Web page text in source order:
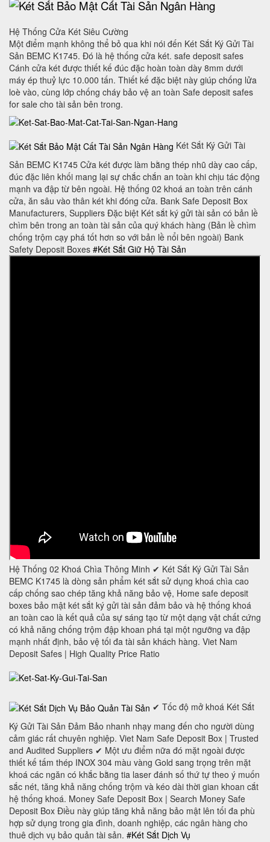
Hệ Thống Cửa Két Siêu Cường
Một điểm mạnh không thể bỏ qua khi nói đến Két Sắt Ký Gửi Tài
Sản BEMC K1745. Đó là hệ thống cửa két. safe deposit safes
Cánh cửa két được thiết kế đúc đặc hoàn toàn dày 8mm dưới
máy ép thuỷ lực 10.000 tấn. Thiết kế đặc biệt này giúp chống lửa
loè vào, cùng lớp chống cháy bảo vệ an toàn Safe deposit safes
for sale cho tài sản bên trong.
Két Sắt Ký Gửi Tài
Sản BEMC K1745 Cửa két được làm bằng thép nhũ dày cao cấp,
đúc đặc liên khối mang lại sự chắc chắn an toàn khi chịu tác động
mạnh va đập từ bên ngoài. Hệ thống 02 khoá an toàn trên cánh
cửa, ăn sâu vào thân két khi đóng cửa. Bank Safe Deposit Box
Manufacturers, Suppliers Đặc biệt Két sắt ký gửi tài sản có bản lề
chìm bên trong an toàn tài sản của quý khách hàng (Bản lề chìm
chống trộm cạy phá tốt hơn so với bản lề nổi bên ngoài) Bank
Safety Deposit Boxes #Két Sắt Giữ Hộ Tài Sản
Hệ Thống 02 Khoá Chìa Thông Minh ✔ Két Sắt Ký Gửi Tài Sản
BEMC K1745 là dòng sản phẩm két sắt sử dụng khoá chìa cao
cấp chống sao chép tăng khả năng bảo vệ, Home safe deposit
boxes bảo mật két sắt ký gửi tài sản đảm bảo và hệ thống khoá
an toàn cao là kết quả của sự sáng tạo từ một dạng vật chất cứng
có khả năng chống trộm đập khoan phá tại một ngưỡng va đập
mạnh nhất định, bảo vệ tối đa tài sản khách hàng. Viet Nam
Deposit Safes | High Quality Price Ratio
✔ Tốc độ mở khoá Két Sắt
Ký Gửi Tài Sản Đảm Bảo nhanh nhạy mang đến cho người dùng
cảm giác rất chuyên nghiệp. Viet Nam Safe Deposit Box | Trusted
and Audited Suppliers ✔ Một ưu điểm nữa đó mặt ngoài được
thiết kế tấm thép INOX 304 màu vàng Gold sang trọng trên mặt
khoá các ngăn có khắc bằng tia laser đánh số thứ tự theo ý muốn
sắc nét, tăng khả năng chống trộm và kéo dài thời gian khoan cắt
hệ thống khoá. Money Safe Deposit Box | Search Money Safe
Deposit Box Điều này giúp tăng khả năng bảo mật lên tối đa phù
hợp sử dụng trong gia đình, doanh nghiệp, các ngân hàng cho
thuê dịch vụ bảo quản tài sản. #Két Sắt Dịch Vụ